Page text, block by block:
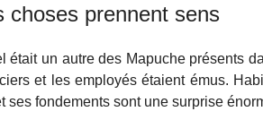
choses prennent sens
était un autre des Mapuche présents
et les employés étaient émus.
ses fondements sont une surprise